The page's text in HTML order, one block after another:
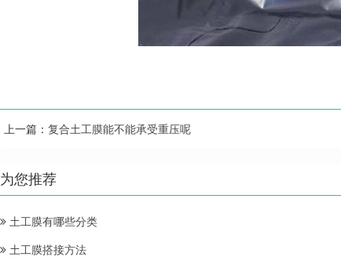
上一篇： 复合土工膜能不能承受重压呢
为您推荐
土工膜有哪些分类
土工膜搭接方法